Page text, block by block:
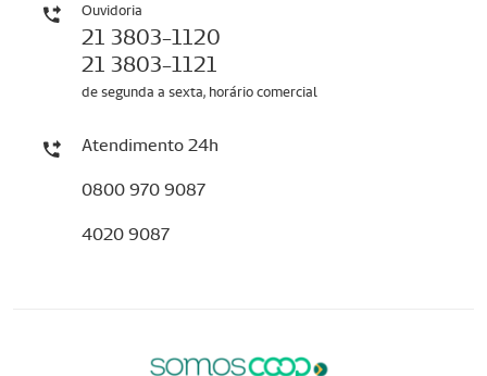
Ouvidoria
21 3803-1120
21 3803-1121
de segunda a sexta, horário comercial
Atendimento 24h
0800 970 9087
4020 9087